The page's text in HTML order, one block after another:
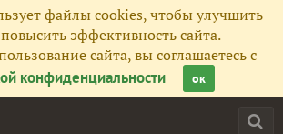
файлы cookies, чтобы улучшить
эффективность сайта.
сайта, вы соглашаетесь с
конфиденциальности
ок